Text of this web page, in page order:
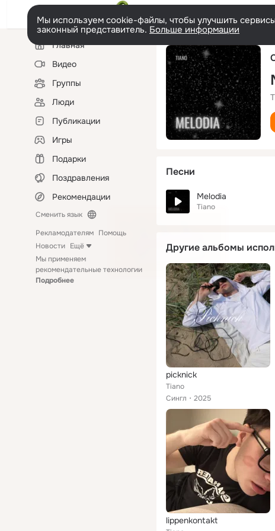
Мы используем cookie-файлы, чтобы улучшить
законный представитель. Больше информации
Левая
колонкаГлавная
Видео
Группы
Люди
Публикации
Игры
Подарки
Поздравления
Рекомендации
Сменить язык
Рекламодателям Помощь
Новости Ещё
Мы применяем
рекомендательные технологии
Подробнее
Песни
Melodia
Tiano
Другие альбомы
picknick
Tiano
Сингл
2025
lippenkontakt